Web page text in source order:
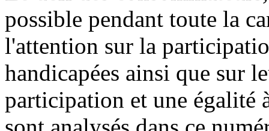
possible pendant toute la
l'attention sur la
handicapées ainsi que sur
participation et une égalité